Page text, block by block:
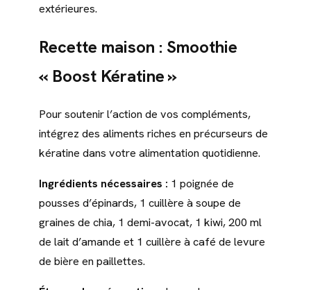
extérieures.
Recette maison : Smoothie
« Boost Kératine »
Pour soutenir l’action de vos compléments,
intégrez des aliments riches en précurseurs de
kératine dans votre alimentation quotidienne.
Ingrédients nécessaires : 1 poignée de
pousses d’épinards, 1 cuillère à soupe de
graines de chia, 1 demi-avocat, 1 kiwi, 200 ml
de lait d’amande et 1 cuillère à café de levure
de bière en paillettes.